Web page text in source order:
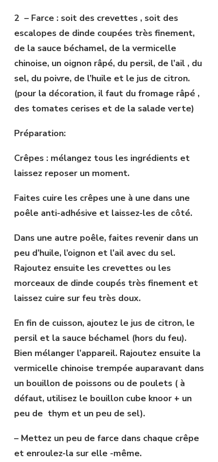
2 – Farce : soit des crevettes , soit des
escalopes de dinde coupées très finement,
de la sauce béchamel, de la vermicelle
chinoise, un oignon râpé, du persil, de l’ail , du
sel, du poivre, de l’huile et le jus de citron.
(pour la décoration, il faut du fromage râpé ,
des tomates cerises et de la salade verte)
Préparation:
Crêpes : mélangez tous les ingrédients et
laissez reposer un moment.
Faites cuire les crêpes une à une dans une
poêle anti-adhésive et laissez-les de côté.
Dans une autre poêle, faites revenir dans un
peu d’huile, l’oignon et l’ail avec du sel.
Rajoutez ensuite les crevettes ou les
morceaux de dinde coupés très finement et
laissez cuire sur feu très doux.
En fin de cuisson, ajoutez le jus de citron, le
persil et la sauce béchamel (hors du feu).
Bien mélanger l’appareil. Rajoutez ensuite la
vermicelle chinoise trempée auparavant dans
un bouillon de poissons ou de poulets ( à
défaut, utilisez le bouillon cube knoor + un
peu de thym et un peu de sel).
– Mettez un peu de farce dans chaque crêpe
et enroulez-la sur elle -même.